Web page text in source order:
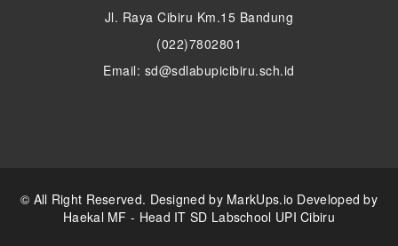
Jl. Raya Cibiru Km.15 Bandung
(022)7802801
Email: sd@sdlabupicibiru.sch.id
© All Right Reserved. Designed by MarkUps.io Developed by
Haekal MF - Head IT SD Labschool UPI Cibiru